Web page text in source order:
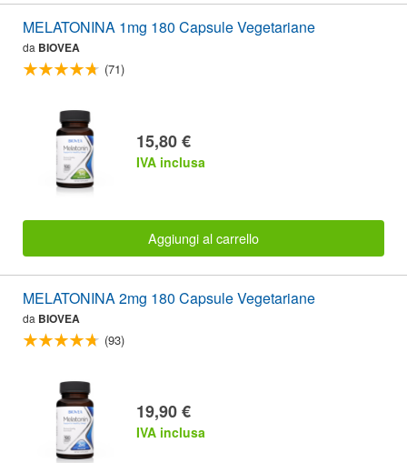
MELATONINA 1mg 180 Capsule Vegetariane
da BIOVEA
(71)
15,80 €
IVA inclusa
Aggiungi al carrello
MELATONINA 2mg 180 Capsule Vegetariane
da BIOVEA
(93)
19,90 €
IVA inclusa